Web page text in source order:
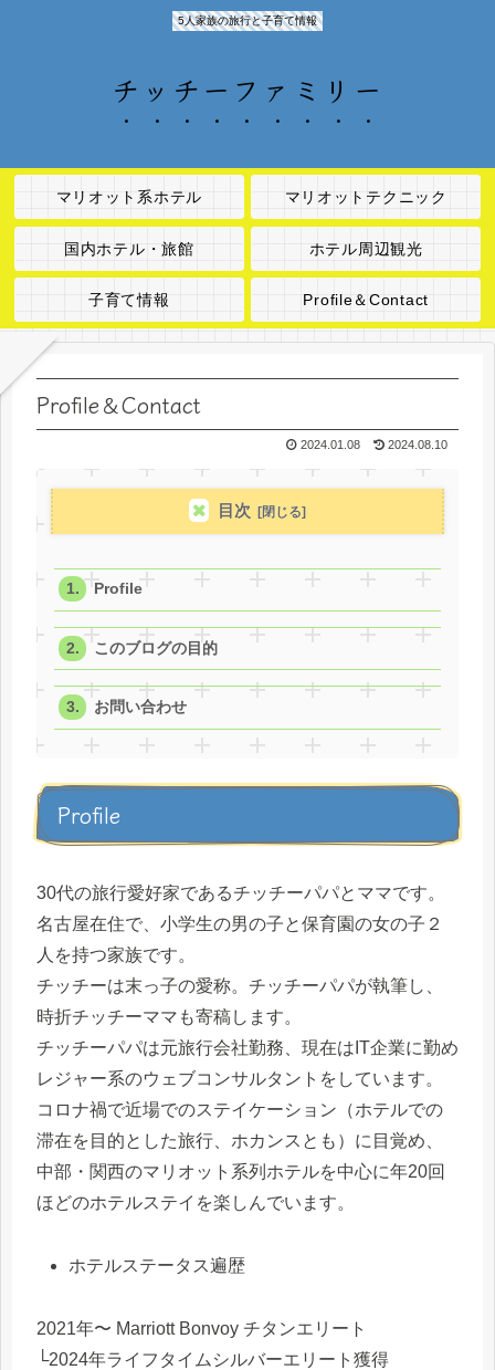
5人家族の旅行と子育て情報
チッチーファミリー
マリオット系ホテル マリオットテクニック
国内ホテル・旅館 ホテル周辺観光
子育て情報 Profile＆Contact
Profile＆Contact
2024.01.08 2024.08.10
目次
Profile
このブログの目的
お問い合わせ
Profile
30代の旅行愛好家であるチッチーパパとママです。
名古屋在住で、小学生の男の子と保育園の女の子２
人を持つ家族です。
チッチーは末っ子の愛称。チッチーパパが執筆し、
時折チッチーママも寄稿します。
チッチーパパは元旅行会社勤務、現在はIT企業に勤め
レジャー系のウェブコンサルタントをしています。
コロナ禍で近場でのステイケーション（ホテルでの
滞在を目的とした旅行、ホカンスとも）に目覚め、
中部・関西のマリオット系列ホテルを中心に年20回
ほどのホテルステイを楽しんでいます。
ホテルステータス遍歴
2021年〜 Marriott Bonvoy チタンエリート
└2024年ライフタイムシルバーエリート獲得